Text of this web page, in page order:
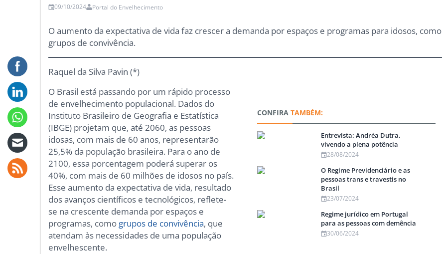
09/10/2024 Portal do Envelhecimento
O aumento da expectativa de vida faz crescer a demanda por espaços e programas para idosos, como
grupos de convivência.
Raquel da Silva Pavin (*)
CONFIRATAMBÉM:
Entrevista: Andréa Dutra,
vivendo a plena potência
28/08/2024
O Regime Previdenciário e as
pessoas trans e travestis no
Brasil
23/07/2024
Regime jurídico em Portugal
para as pessoas com demência
30/06/2024
O Brasil está passando por um rápido processo
de envelhecimento populacional. Dados do
Instituto Brasileiro de Geografia e Estatística
(IBGE) projetam que, até 2060, as pessoas
idosas, com mais de 60 anos, representarão
25,5% da população brasileira. Para o ano de
2100, essa porcentagem poderá superar os
40%, com mais de 60 milhões de idosos no país.
Esse aumento da expectativa de vida, resultado
dos avanços científicos e tecnológicos, reflete-
se na crescente demanda por espaços e
programas, como grupos de convivência, que
atendam às necessidades de uma população
envelhescente.